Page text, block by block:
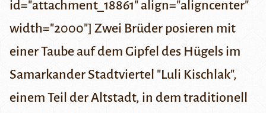
id="attachment_18861" align="aligncenter"
width="2000"] Zwei Brüder posieren mit
einer Taube auf dem Gipfel des Hügels im
Samarkander Stadtviertel "Luli Kischlak",
einem Teil der Altstadt, in dem traditionell